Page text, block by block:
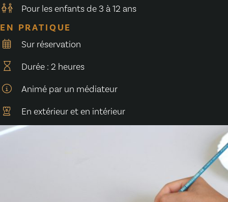
Pour les enfants de 3 à 12 ans
EN PRATIQUE
Sur réservation
Durée : 2 heures
Animé par un médiateur
En extérieur et en intérieur